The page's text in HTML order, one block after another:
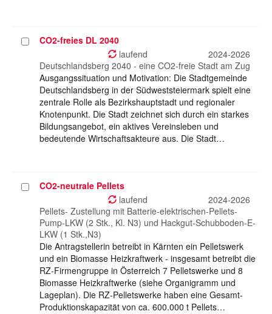
ProjektCO2-freies DL 2040
laufend
2024-2026
Deutschlandsberg 2040 - eine CO2-freie Stadt am Zug
Ausgangssituation und Motivation: Die Stadtgemeinde
Deutschlandsberg in der Südweststeiermark spielt eine
zentrale Rolle als Bezirkshauptstadt und regionaler
Knotenpunkt. Die Stadt zeichnet sich durch ein starkes
Bildungsangebot, ein aktives Vereinsleben und
bedeutende Wirtschaftsakteure aus. Die Stadt…
ProjektCO2-neutrale Pellets
laufend
2024-2026
Pellets- Zustellung mit Batterie-elektrischen-Pellets-
Pump-LKW (2 Stk., Kl. N3) und Hackgut-Schubboden-E-
LKW (1 Stk.,N3)
Die Antragstellerin betreibt in Kärnten ein Pelletswerk
und ein Biomasse Heizkraftwerk - insgesamt betreibt die
RZ-Firmengruppe in Österreich 7 Pelletswerke und 8
Biomasse Heizkraftwerke (siehe Organigramm und
Lageplan). Die RZ-Pelletswerke haben eine Gesamt-
Produktionskapazität von ca. 600.000 t Pellets…